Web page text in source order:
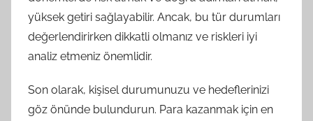
yüksek getiri sağlayabilir. Ancak, bu tür durumları
değerlendirirken dikkatli olmanız ve riskleri iyi
analiz etmeniz önemlidir.
Son olarak, kişisel durumunuzu ve hedeflerinizi
göz önünde bulundurun. Para kazanmak için en